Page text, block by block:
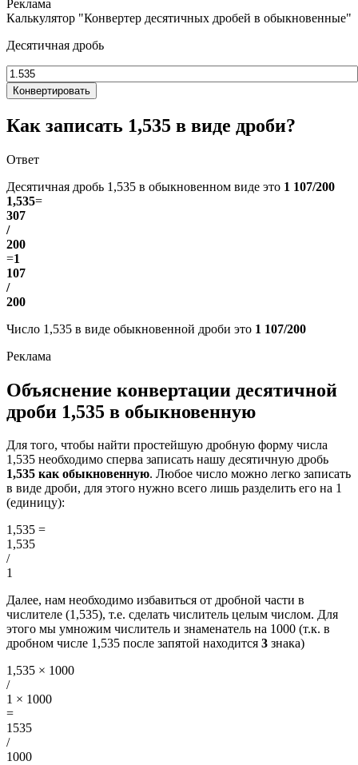
Калькулятор "Конвертер десятичных дробей в обыкновенные"
Десятичная дробь
Конвертировать
Как записать 1,535 в виде дроби?
Ответ
Десятичная дробь 1,535 в обыкновенном виде это 1 107/200
1,535=
307
/
200
=1
107
/
200
Число 1,535 в виде обыкновенной дроби это 1 107/200
Объяснение конвертации десятичной
дроби 1,535 в обыкновенную
Для того, чтобы найти простейшую дробную форму числа
1,535 необходимо сперва записать нашу десятичную дробь
1,535 как обыкновенную. Любое число можно легко записать
в виде дроби, для этого нужно всего лишь разделить его на 1
(единицу):
1,535 =
1,535
/
1
Далее, нам необходимо избавиться от дробной части в
числителе (1,535), т.е. сделать числитель целым числом. Для
этого мы умножим числитель и знаменатель на 1000 (т.к. в
дробном числе 1,535 после запятой находится 3 знака)
1,535 × 1000
/
1 × 1000
=
1535
/
1000